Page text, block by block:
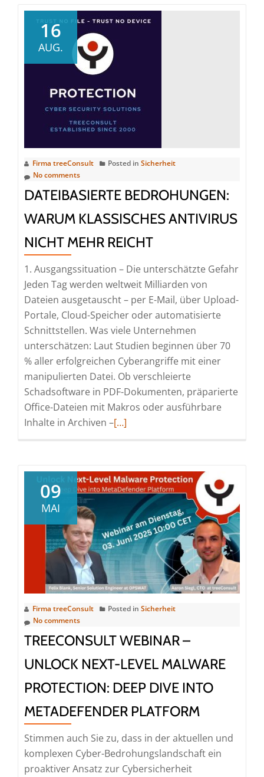
in
Transit-
Verschlüsselung
aktiv,
trotzdem
Files
infiziert?
16
AUG.
Firma treeConsult Posted in Sicherheit
No comments
DATEIBASIERTE BEDROHUNGEN:
WARUM KLASSISCHES ANTIVIRUS
NICHT MEHR REICHT
1. Ausgangssituation – Die unterschätzte Gefahr
Jeden Tag werden weltweit Milliarden von
Dateien ausgetauscht – per E-Mail, über Upload-
Portale, Cloud-Speicher oder automatisierte
Schnittstellen. Was viele Unternehmen
unterschätzen: Laut Studien beginnen über 70
% aller erfolgreichen Cyberangriffe mit einer
manipulierten Datei. Ob verschleierte
Schadsoftware in PDF-Dokumenten, präparierte
Office-Dateien mit Makros oder ausführbare
Inhalte in Archiven –Read
Bedrohungen:
Warum
klassisches
Antivirus
nicht
mehr
reicht
[…]
09
MAI
Firma treeConsult Posted in Sicherheit
No comments
TREECONSULT WEBINAR –
UNLOCK NEXT-LEVEL MALWARE
PROTECTION: DEEP DIVE INTO
METADEFENDER PLATFORM
Stimmen auch Sie zu, dass in der aktuellen und
komplexen Cyber-Bedrohungslandschaft ein
proaktiver Ansatz zur Cybersicherheit